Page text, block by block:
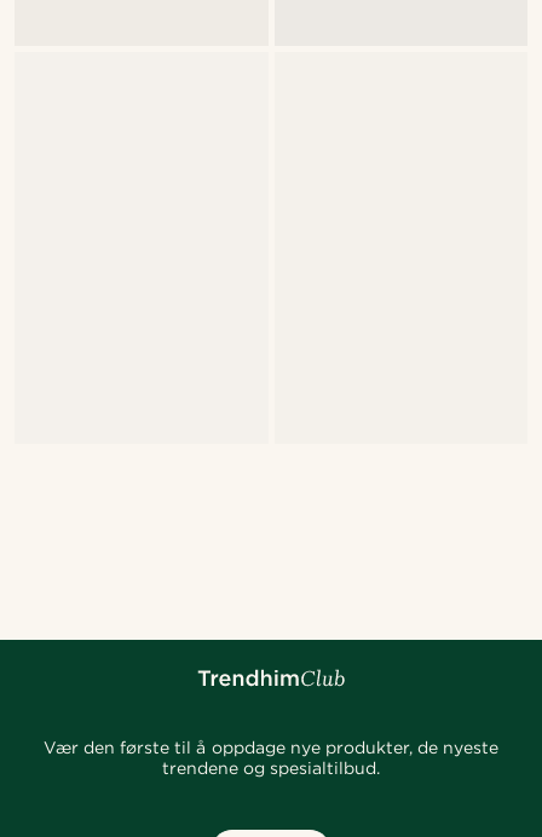
Vær den første til å oppdage nye produkter, de nyeste
trendene og spesialtilbud.